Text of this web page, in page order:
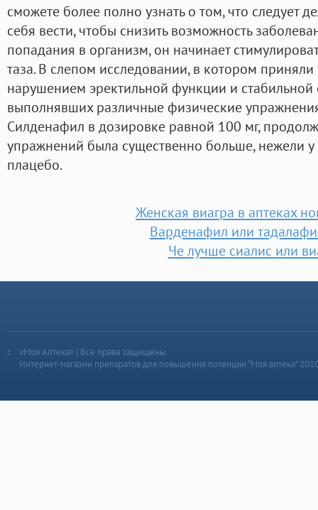
сможете более полно узнать о том, что следует
себя вести, чтобы снизить возможность
попадания в организм, он начинает
таза. В слепом исследовании, в котором приняли
нарушением эректильной функции и стабильной
выполнявших различные физические
Силденафил в дозировке равной 100 мг,
упражнений была существенно больше, нежели
плацебо.
Женская виагра в аптеках
Варденафил или
Че лучше сиалис или
«Моя Аптека» | Все права защищены
Интернет-магазин препаратов для повышения потенции “Моя аптека”